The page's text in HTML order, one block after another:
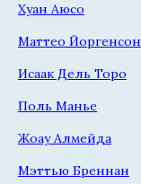
Хуан Аюсо
Маттео Йоргенсон
Исаак Дель Торо
Поль Манье
Жоау Алмейда
Мэттью Бреннан